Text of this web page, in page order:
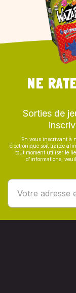
NE
Sorties de
En vous inscrivant à
électronique soit traitée
tout moment utiliser le
d’informations,